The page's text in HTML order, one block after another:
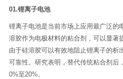
01.锂离子电池
锂离子电池是当前市场上应用最广泛的
溶胶作为电极材料的粘合剂，可以显著
由于硅溶胶可以有效地阻止锂离子的析
可靠性。研究表明，替代传统粘合剂后
0%至20%。